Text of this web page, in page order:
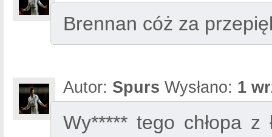
Brennan cóż za
Autor: Spurs Wysłano: 1
Wy***** tego chłopa